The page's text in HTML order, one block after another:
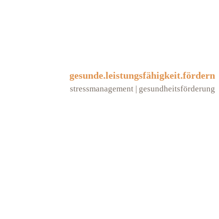
gesunde.leistungsfähigkeit.fördern
stressmanagement | gesundheitsförderung